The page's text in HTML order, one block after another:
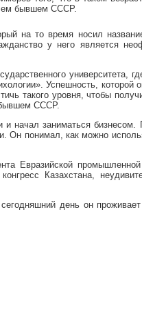
бывшем СССР.
на то время носил
у него является
университета,
Успешность, которой
такого уровня, чтобы
СССР.
начал заниматься бизнесом.
Он понимал, как можно
Евразийской
Казахстана,
день он